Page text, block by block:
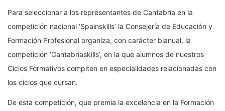
Para seleccionar a los representantes de Cantabria en la
competición nacional ‘Spainskills’ la Consejería de Educación y
Formación Profesional organiza, con carácter bianual, la
competición ‘Cantabriaskills’, en la que alumnos de nuestros
Ciclos Formativos compiten en especialidades relacionadas con
los ciclos que cursan.
De esta competición, que premia la excelencia en la Formación